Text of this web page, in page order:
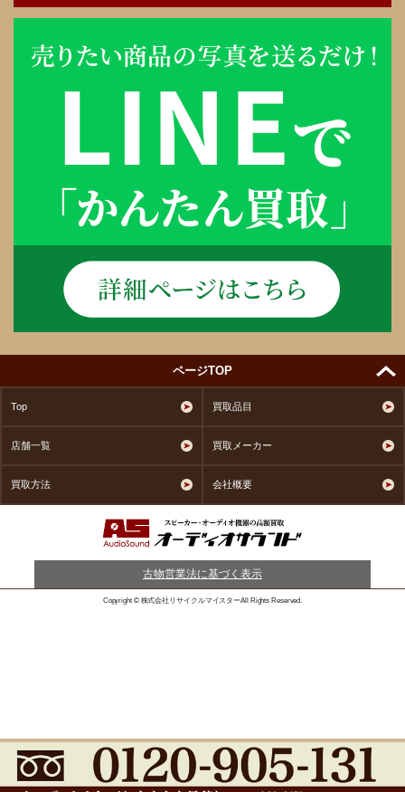
ページTOP
Top 買取品目
店舗一覧 買取メーカー
買取方法 会社概要
古物営業法に基づく表示
Copyright © 株式会社リサイクルマイスターAll Rights Reserved.